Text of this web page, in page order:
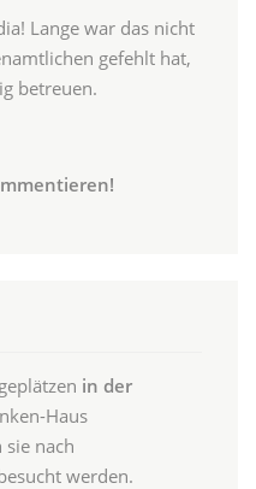
Lange war das nicht
gefehlt hat,
betreuen.
in der
Haus
nach
werden.